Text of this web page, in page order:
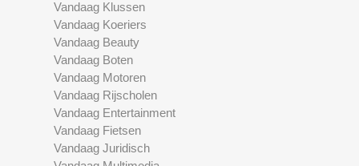
Vandaag Klussen
Vandaag Koeriers
Vandaag Beauty
Vandaag Boten
Vandaag Motoren
Vandaag Rijscholen
Vandaag Entertainment
Vandaag Fietsen
Vandaag Juridisch